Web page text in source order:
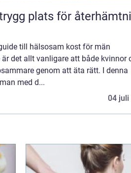
till hälsosam kost för män
det allt vanligare att både kvinnor
genom att äta rätt. I denna
med d...
04 juli